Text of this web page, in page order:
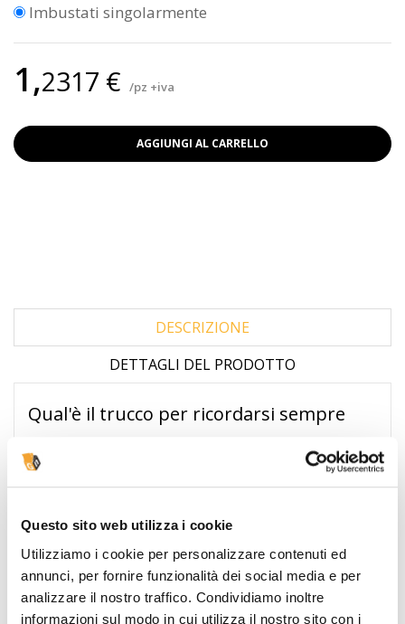
Questo sito web utilizza i cookie
Utilizziamo i cookie per personalizzare contenuti ed
annunci, per fornire funzionalità dei social media e per
analizzare il nostro traffico. Condividiamo inoltre
informazioni sul modo in cui utilizza il nostro sito con i
Imbustati singolarmente
1,2317 € /pz +iva
AGGIUNGI AL CARRELLO
DESCRIZIONE
DETTAGLI DEL PRODOTTO
Qual'è il trucco per ricordarsi sempre
tutto? Basta un po' di organizzazione!
MiniPlan è quello che ci vuole per non
dimenticare impegni, appuntamenti e
riunioni settimanali.
MiniPlan è un planning settimanale
da scrivania con foglietti adesivi